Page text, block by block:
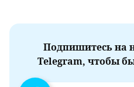
Подпишитесь на
Telegram, чтобы